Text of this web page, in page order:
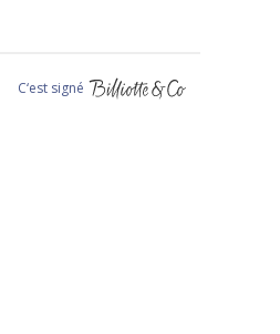
C‘est signé